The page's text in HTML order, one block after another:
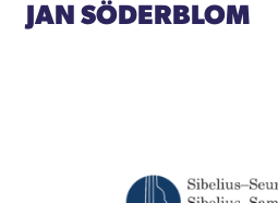
JAN SÖDERBLOM